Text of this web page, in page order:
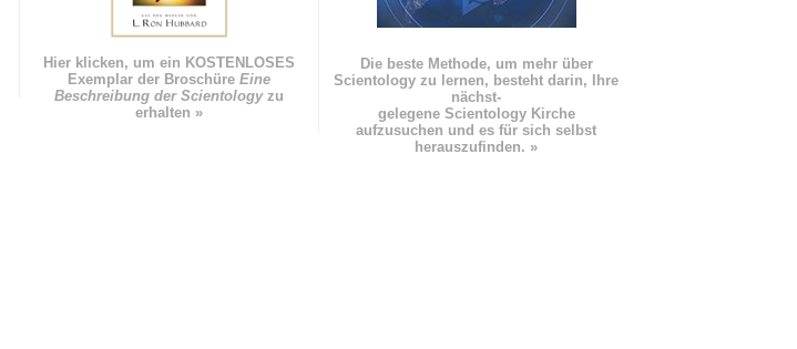
Hier klicken, um ein KOSTENLOSES
Exemplar der Broschüre Eine
Beschreibung der Scientologyzu
erhalten »
Die beste Methode, um mehr über
Scientology zu lernen, besteht darin, Ihre
nächst-
gelegene Scientology Kirche
aufzusuchen und es für sich selbst
herauszufinden. »